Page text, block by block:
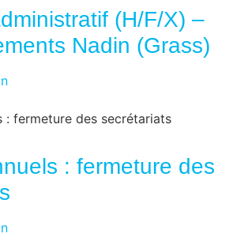
(H/F/X) –
Nadin (Grass)
: fermeture des